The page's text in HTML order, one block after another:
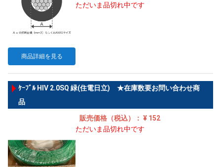
商品詳細を見る
ただいま品切れ中です
ｹｰﾌﾞﾙ HIV 2.0SQ 緑(住電日立) ★在庫数要お問い合わせ商
品
販売価格（税込）： ¥ 152
ただいま品切れ中です